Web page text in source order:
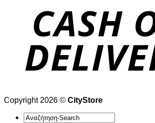
Copyright 2026 © CityStore
Αναζήτηση